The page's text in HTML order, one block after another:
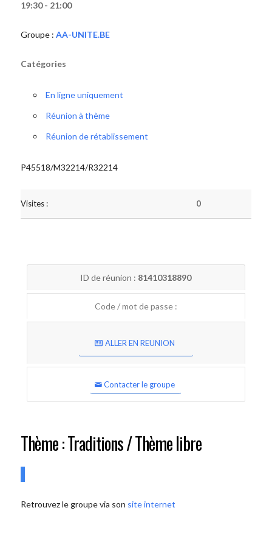
19:30 - 21:00
Groupe : AA-UNITE.BE
Catégories
En ligne uniquement
Réunion à thème
Réunion de rétablissement
P45518/M32214/R32214
Visites : 0
ID de réunion : 81410318890
Code / mot de passe :
ALLER EN REUNION
Contacter le groupe
Thème : Traditions / Thème libre
Retrouvez le groupe via son site internet